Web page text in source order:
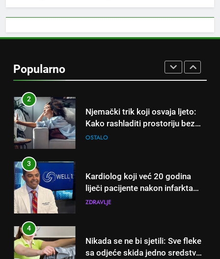
Popularno
ukorijeniti! Stari vrtlarski trik koji
iskusni baštovani čuvaju
OSTALO
2
Kako rashladiti prostoriju bez
klime i velikih računa za struju!
3
Kardiolog koji već 20 godina
liječi pacijente nakon infarkta
otkrio: Ove 4 jutarnje navike
dana!
ZDRAVLJE
4
Nikada se ne bi sjetili: Sve fleke
sa odjeće skida jedno sredstvo
koje svi imamo u kući
OSTALO
5
Čaj od lovora i cimeta – prirodni
napitak za svakodnevnu rutinu